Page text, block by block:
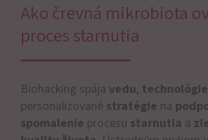
Ako črevná mikrobiota
proces starnutia
Biohacking spája vedu, technológie
personalizované stratégie na
spomalenie procesu starnutia a